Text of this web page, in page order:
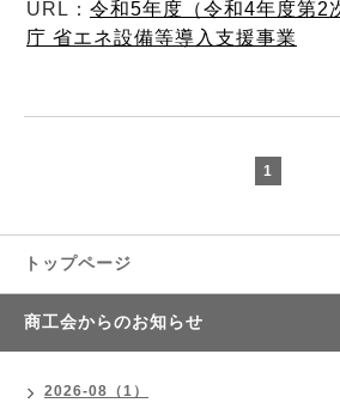
URL： 令和5年度（令和4年度第2
庁 省エネ設備等導入支援事業
1
トップページ
商工会からのお知らせ
2026-08（1）